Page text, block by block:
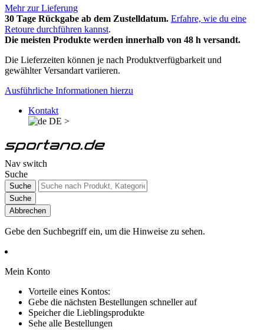
Mehr zur Lieferung
30 Tage Rückgabe ab dem Zustelldatum. Erfahre, wie du eine
Retoure durchführen kannst.
Die meisten Produkte werden innerhalb von 48 h versandt.
Die Lieferzeiten können je nach Produktverfügbarkeit und
gewählter Versandart variieren.
Ausführliche Informationen hierzu
Kontakt
DE >
Nav switch
Suche
Suche
Suche
Abbrechen
Gebe den Suchbegriff ein, um die Hinweise zu sehen.
Mein Konto
Vorteile eines Kontos:
Gebe die nächsten Bestellungen schneller auf
Speicher die Lieblingsprodukte
Sehe alle Bestellungen